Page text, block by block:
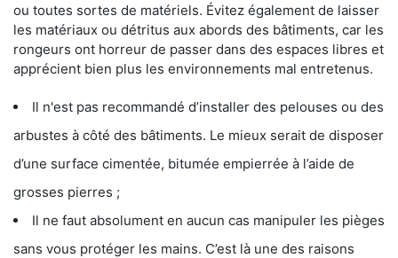
ou toutes sortes de matériels. Évitez également de laisser
les matériaux ou détritus aux abords des bâtiments, car les
rongeurs ont horreur de passer dans des espaces libres et
apprécient bien plus les environnements mal entretenus.
Il n'est pas recommandé d’installer des pelouses ou des
arbustes à côté des bâtiments. Le mieux serait de disposer
d’une surface cimentée, bitumée empierrée à l’aide de
grosses pierres ;
Il ne faut absolument en aucun cas manipuler les pièges
sans vous protéger les mains. C’est là une des raisons